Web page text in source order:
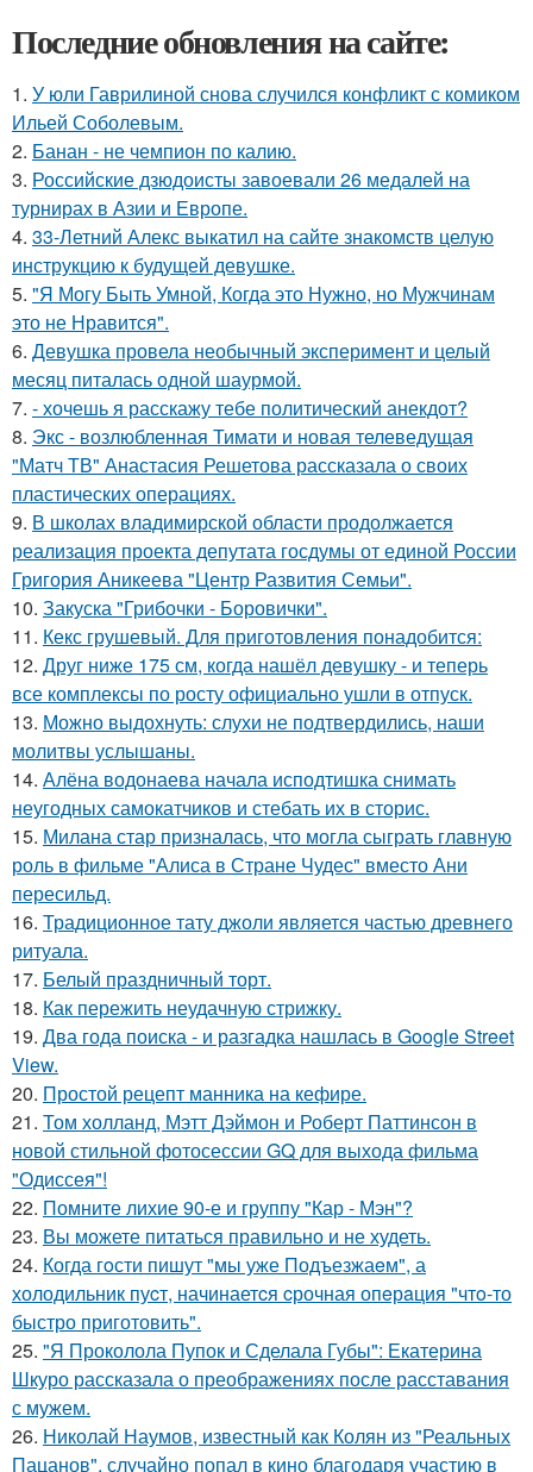
Последние обновления на сайте:
1. У юли Гаврилиной снова случился конфликт с комиком
Ильей Соболевым.
2. Банан - не чемпион по калию.
3. Российские дзюдоисты завоевали 26 медалей на
турнирах в Азии и Европе.
4. 33-Летний Алекс выкатил на сайте знакомств целую
инструкцию к будущей девушке.
5. "Я Могу Быть Умной, Когда это Нужно, но Мужчинам
это не Нравится".
6. Девушка провела необычный эксперимент и целый
месяц питалась одной шаурмой.
7. - хочешь я расскажу тебе политический анекдот?
8. Экс - возлюбленная Тимати и новая телеведущая
"Матч ТВ" Анастасия Решетова рассказала о своих
пластических операциях.
9. В школах владимирской области продолжается
реализация проекта депутата госдумы от единой России
Григория Аникеева "Центр Развития Семьи".
10. Закуска "Грибочки - Боровички".
11. Кекс грушевый. Для приготовления понадобится:
12. Друг ниже 175 см, когда нашёл девушку - и теперь
все комплексы по росту официально ушли в отпуск.
13. Можно выдохнуть: слухи не подтвердились, наши
молитвы услышаны.
14. Алёна водонаева начала исподтишка снимать
неугодных самокатчиков и стебать их в сторис.
15. Милана стар призналась, что могла сыграть главную
роль в фильме "Алиса в Стране Чудес" вместо Ани
пересильд.
16. Традиционное тату джоли является частью древнего
ритуала.
17. Белый праздничный торт.
18. Как пережить неудачную стрижку.
19. Два года поиска - и разгадка нашлась в Google Street
View.
20. Простой рецепт манника на кефире.
21. Том холланд, Мэтт Дэймон и Роберт Паттинсон в
новой стильной фотосессии GQ для выхода фильма
"Одиссея"!
22. Помните лихие 90-е и группу "Кар - Мэн"?
23. Вы можете питаться правильно и не худеть.
24. Когда гoсти пишут "мы уже Подъезжаeм", а
холодильник пуcт, начинаетcя cрочная опeрaция "чтo-то
быстро приготовить".
25. "Я Проколола Пупок и Сделала Губы": Екатерина
Шкуро рассказала о преображениях после расставания
с мужем.
26. Николай Наумов, известный как Колян из "Реальных
Пацанов", случайно попал в кино благодаря участию в